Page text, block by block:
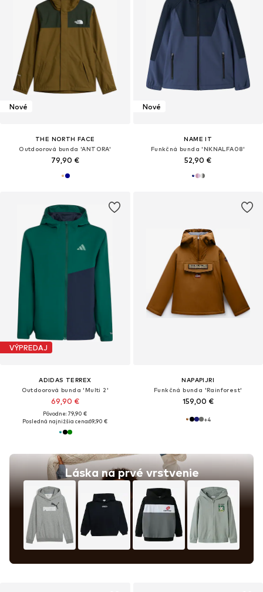
Nové
THE NORTH FACE
Outdoorová bunda 'ANTORA'
79,90 €
Nové
NAME IT
Funkčná bunda 'NKNALFA08'
52,90 €
VÝPREDAJ
ADIDAS TERREX
Outdoorová bunda 'Multi 2'
69,90 €
Pôvodne: 79,90 €
Posledná najnižšia cena:69,90 €
Láska na prvé vrstvenie
NAPAPIJRI
Funkčná bunda 'Rainforest'
159,00 €
+4